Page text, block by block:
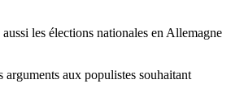
les élections nationales en Allemagne
aux populistes souhaitant